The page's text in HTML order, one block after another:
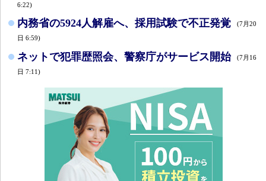
6:22)
内務省の5924人解雇へ、採用試験で不正発覚
(7月20
日 6:59)
ネットで犯罪歴照会、警察庁がサービス開始
(7月16
日 7:11)